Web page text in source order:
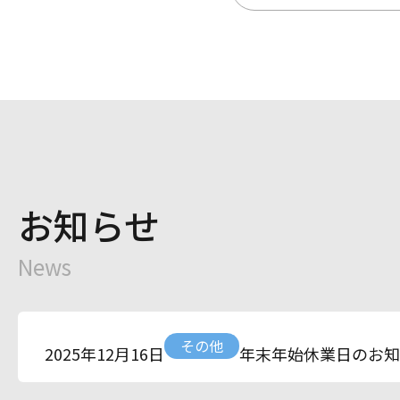
お知らせ
News
2025年12月16日 その他 年末年始休業日のお